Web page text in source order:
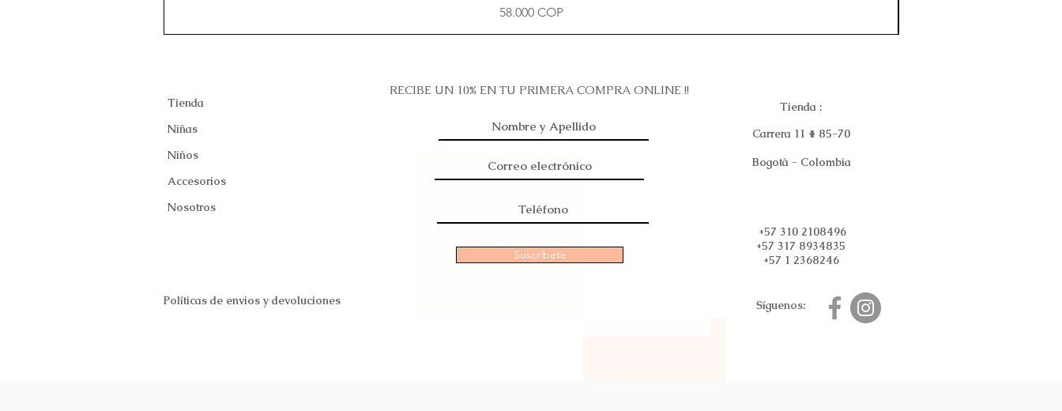
Precio
58.000 COP
Tienda
Niñas
Niños
Accesorios
Nosotros
Políticas de envios y devoluciones
RECIBE UN 10% EN TU PRIMERA COMPRA ONLINE !!
Suscribete
Tienda :
Carrera 11 # 85-70
Bogotá - Colombia
+57 310 2108496
+57 317 8934835
+57 1 2368246
Síguenos: